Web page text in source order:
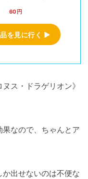
60円
を見に行く ▶
ス・ドラゲリオン》
なので、ちゃんとア
出せないのは不便な